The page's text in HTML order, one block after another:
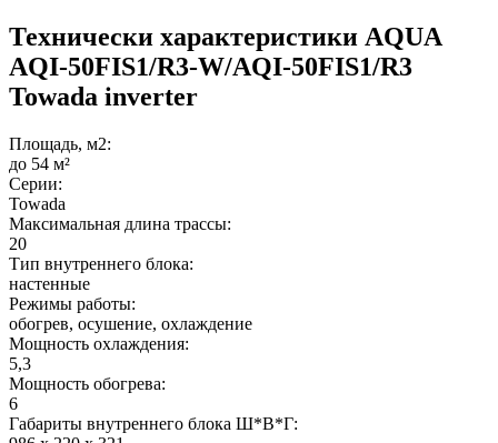
Технически характеристики AQUA
AQI-50FIS1/R3-W/AQI-50FIS1/R3
Towada inverter
Площадь, м2:
до 54 м²
Серии:
Towada
Максимальная длина трассы:
20
Тип внутреннего блока:
настенные
Режимы работы:
обогрев, осушение, охлаждение
Мощность охлаждения:
5,3
Мощность обогрева:
6
Габариты внутреннего блока Ш*В*Г: